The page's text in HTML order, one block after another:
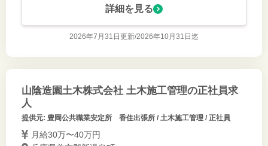
詳細を見る
2026年7月31日更新/2026年10月31日迄
山陰造園土木株式会社 土木施工管理の正社員求
人
提供元: 豊岡公共職業安定所 香住出張所 / 土木施工管理 / 正社員
月給30万〜40万円